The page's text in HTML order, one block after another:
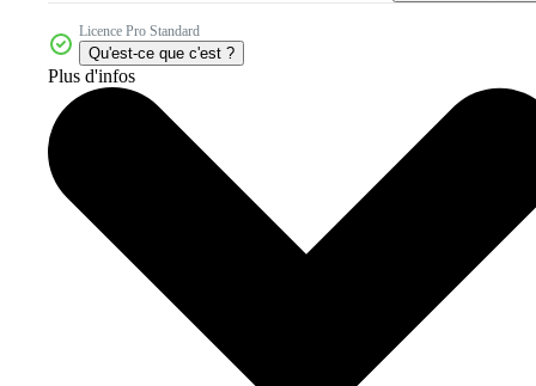
Licence Pro Standard
Qu'est-ce que c'est ?
Plus d'infos